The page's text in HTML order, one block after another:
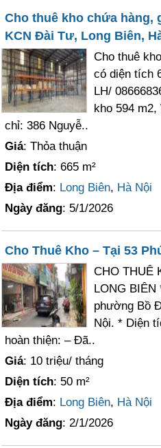
Cho thuê kho chứa hàng,
KCN Đài Tư, Long Biên,
Cho thuê
có diện tích
LH/
kho 594
chỉ: 386 Nguyễ..
Giá: Thỏa thuận
Diện tích: 665 m²
Địa điểm: Long Biên, Hà Nội
Ngày đăng: 5/1/2026
Cho Thuê Kho – Tại 53
CHO THUÊ
LONG
phường Bồ
Nội. * Diện
hoàn thiện: – Đã..
Giá: 10 triệu/ tháng
Diện tích: 50 m²
Địa điểm: Long Biên, Hà Nội
Ngày đăng: 2/1/2026